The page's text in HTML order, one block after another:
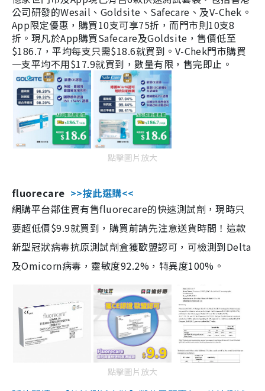
公司研發的Wesail、Goldsite、Safecare、及V-Chek。
App限定優惠，購買10支可享75折，而門市則10支8
折。現凡於App購買Safecare及Goldsite，售價低至
$186.7，平均每支只需$18.6就買到。V-Chek門市購買
一支平均不用$17.9就買到，數量有限，售完即止。
點擊圖片放大
fluorecare >>按此選購<<
網購平台鄰住買有售fluorecare的快速測試劑，現時只
要超低價$9.9就買到，購買前請先注意送貨時間！這款
新型冠狀病毒抗原測試劑盒獲歐盟認可，可檢測到Delta
及Omicorn病毒，靈敏度92.2%，特異度100%。
點擊圖片放大